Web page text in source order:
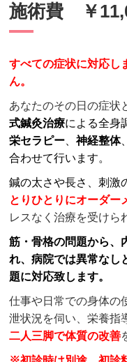
施術費 ￥
すべての症状に対応し
ん。
あなたのその日の症状
式鍼灸治療による全身
栄セラピー 、神経整体
合わせて行います。
鍼の太さや長さ、刺激
とりひとりにオーダー
レスなく治療を受けら
筋・骨格の問題から、
れ、病院では異常なし
題に対応致します。
仕事や日常での身体の
泄状況を伺い、栄養指
二人三脚で体質の改善